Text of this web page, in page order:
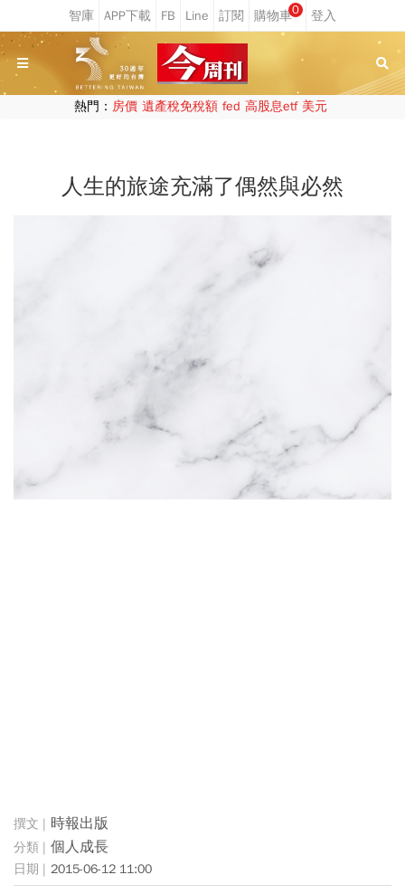
0
熱門： 房價 遺產稅免稅額 fed 高股息etf 美元
人生的旅途充滿了偶然與必然
時報出版
個人成長
2015-06-12 11:00